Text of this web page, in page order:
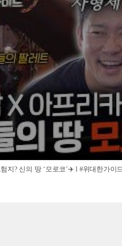
지? 신의 땅 ‘모로코’✈️ l #위대한가이